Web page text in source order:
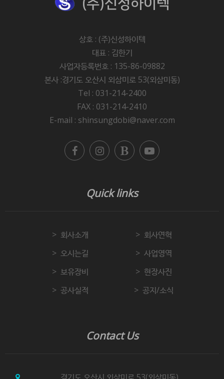
(주)신성하이텍
상호 : (주)신성하이텍
대표 : 김한기
사업자등록번호 : 135-86-09882
본사 :경기도 오산시 외삼미로 53(외삼미동)
Tel : 031-214-2400
FAX : 031-214-2410
E-mail : shinsungdobi@naver.com
Quick links
회사소개
회사연혁
오시는길
사업영역
보유장비
현장사진
공사실적
공지/소식
Contact Us